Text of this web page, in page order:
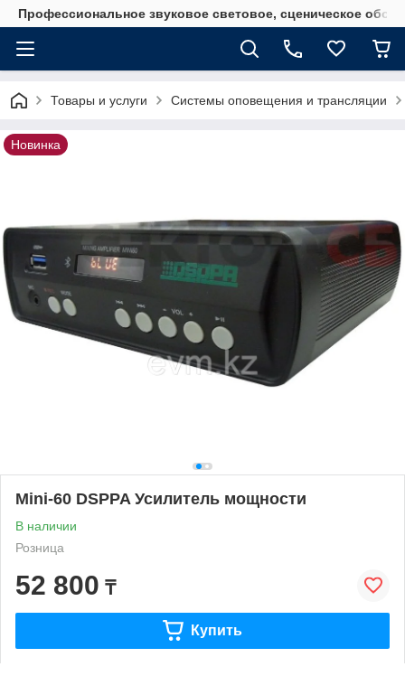
Профессиональное звуковое световое, сценическое
Товары и услуги Системы оповещения и трансляции
Новинка
Mini-60 DSPPA Усилитель мощности
В наличии
Розница
52 800 ₸
Купить